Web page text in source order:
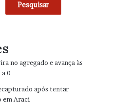
Pesquisar
no agregado e avança às
0
após tentar
em Araci